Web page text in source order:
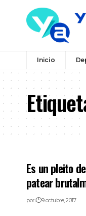
Inicio
Es un pleito
patear
por 9 octubre, 2017